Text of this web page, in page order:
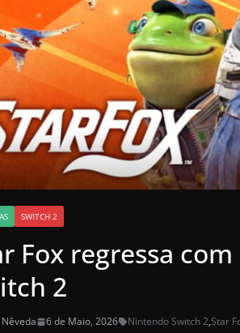
SWITCH 2
Fox regressa
2
6 de Maio, 2026 Nintendo Switch 2,Star